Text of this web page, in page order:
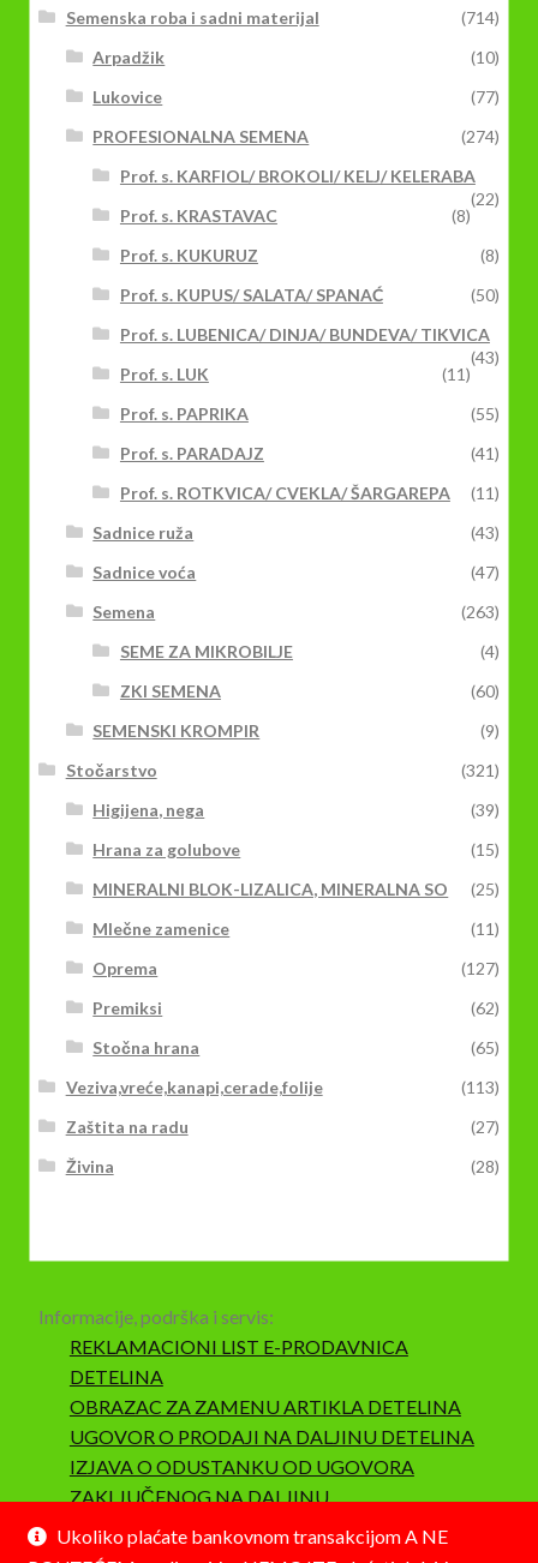
Ukoliko plaćate bankovnom transakcijom A NE
Semenska roba i sadni materijal
(714)
Arpadžik
(10)
Lukovice
(77)
PROFESIONALNA SEMENA
(274)
Prof. s. KARFIOL/ BROKOLI/ KELJ/ KELERABA
(22)
Prof. s. KRASTAVAC
(8)
Prof. s. KUKURUZ
(8)
Prof. s. KUPUS/ SALATA/ SPANAĆ
(50)
Prof. s. LUBENICA/ DINJA/ BUNDEVA/ TIKVICA
(43)
Prof. s. LUK
(11)
Prof. s. PAPRIKA
(55)
Prof. s. PARADAJZ
(41)
Prof. s. ROTKVICA/ CVEKLA/ ŠARGAREPA
(11)
Sadnice ruža
(43)
Sadnice voća
(47)
Semena
(263)
SEME ZA MIKROBILJE
(4)
ZKI SEMENA
(60)
SEMENSKI KROMPIR
(9)
Stočarstvo
(321)
Higijena, nega
(39)
Hrana za golubove
(15)
MINERALNI BLOK-LIZALICA, MINERALNA SO
(25)
Mlečne zamenice
(11)
Oprema
(127)
Premiksi
(62)
Stočna hrana
(65)
Veziva,vreće,kanapi,cerade,folije
(113)
Zaštita na radu
(27)
Živina
(28)
Informacije, podrška i servis:
REKLAMACIONI LIST E-PRODAVNICA
DETELINA
OBRAZAC ZA ZAMENU ARTIKLA DETELINA
UGOVOR O PRODAJI NA DALJINU DETELINA
IZJAVA O ODUSTANKU OD UGOVORA
ZAKLJUČENOG NA DALJINU
SAOBRAZNOST I REKLAMACIJA